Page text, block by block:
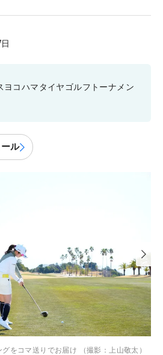
ヨコハマタイヤゴルフトーナメン
ル
をコマ送りでお届け （撮影：上山敬太）